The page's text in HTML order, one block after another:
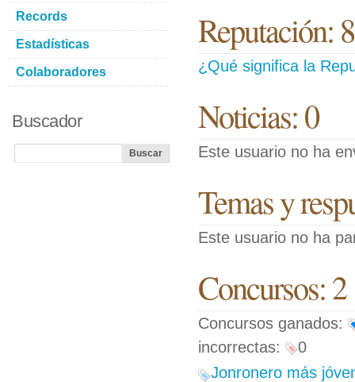
Reputación: 8
¿Qué significa la
Noticias: 0
Este usuario no ha
Temas y
Este usuario no ha
Concursos: 2
Concursos ganados:
incorrectas:
0
Jonronero más
Records
Estadísticas
Colaboradores
Buscador